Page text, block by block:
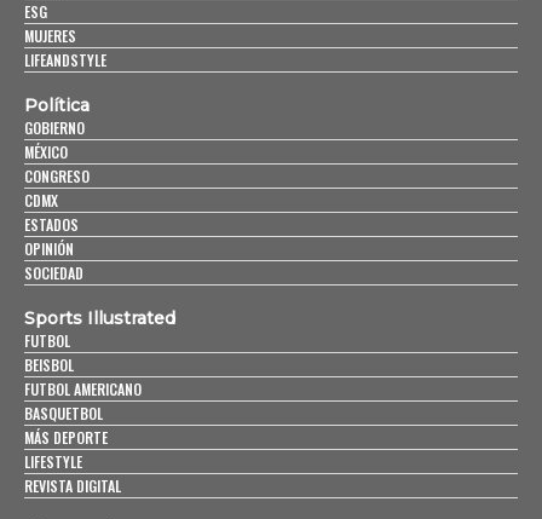
ESG
MUJERES
LIFEANDSTYLE
Política
GOBIERNO
MÉXICO
CONGRESO
CDMX
ESTADOS
OPINIÓN
SOCIEDAD
Sports Illustrated
FUTBOL
BEISBOL
FUTBOL AMERICANO
BASQUETBOL
MÁS DEPORTE
LIFESTYLE
REVISTA DIGITAL